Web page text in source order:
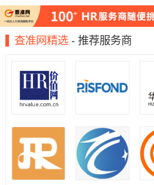
查准网精选- 推荐服务商